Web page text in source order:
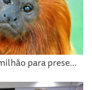
para prese...